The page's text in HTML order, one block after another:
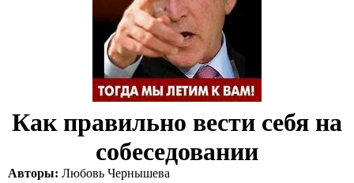
Как правильно вести себя на
собеседовании
Авторы: Любовь Чернышева